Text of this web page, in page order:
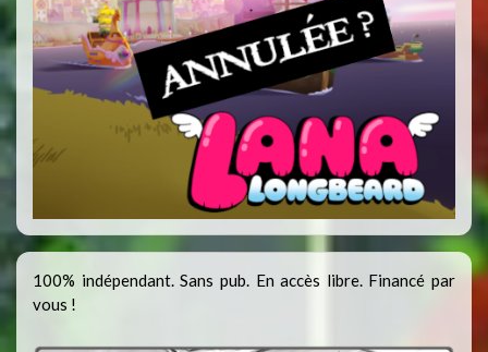
100% indépendant. Sans pub. En accès libre. Financé par
vous !